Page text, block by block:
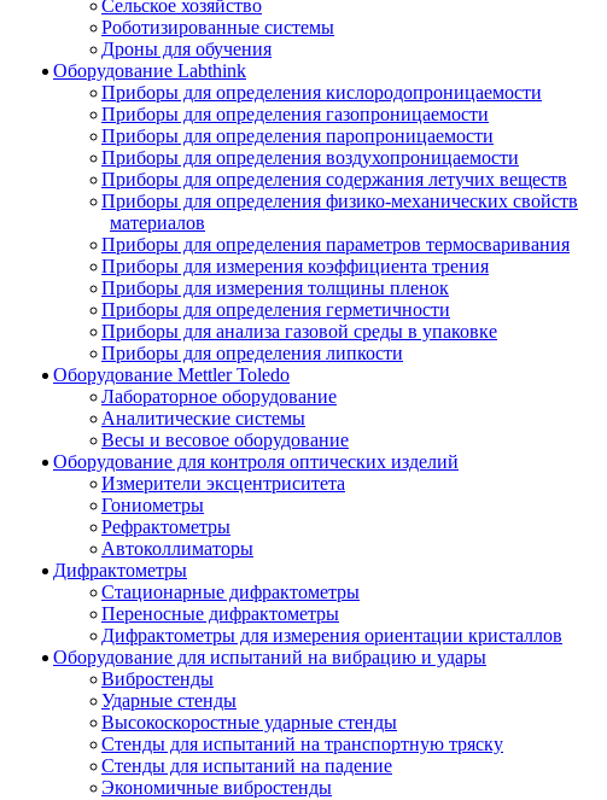
Сельское хозяйство
Роботизированные системы
Дроны для обучения
Оборудование Labthink
Приборы для определения кислородопроницаемости
Приборы для определения газопроницаемости
Приборы для определения паропроницаемости
Приборы для определения воздухопроницаемости
Приборы для определения содержания летучих веществ
Приборы для определения физико-механических свойств
материалов
Приборы для определения параметров термосваривания
Приборы для измерения коэффициента трения
Приборы для измерения толщины пленок
Приборы для определения герметичности
Приборы для анализа газовой среды в упаковке
Приборы для определения липкости
Оборудование Mettler Toledo
Лабораторное оборудование
Аналитические системы
Весы и весовое оборудование
Оборудование для контроля оптических изделий
Измерители эксцентриситета
Гониометры
Рефрактометры
Автоколлиматоры
Дифрактометры
Стационарные дифрактометры
Переносные дифрактометры
Дифрактометры для измерения ориентации кристаллов
Оборудование для испытаний на вибрацию и удары
Вибростенды
Ударные стенды
Высокоскоростные ударные стенды
Стенды для испытаний на транспортную тряску
Стенды для испытаний на падение
Экономичные вибростенды